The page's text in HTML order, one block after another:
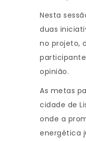
Nesta
duas
no projeto,
opinião.
As metas
cidade de
onde a
energética